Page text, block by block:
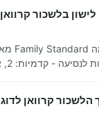
- קדמיות: 2, אחוריות: 2.